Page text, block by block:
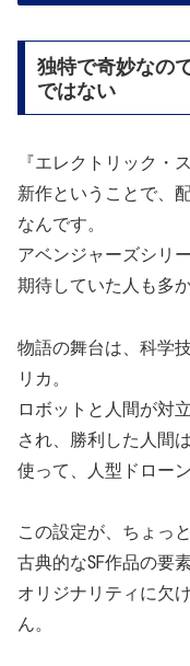
独特で奇妙なの
ではない
『エレクトリック・
新作ということで、
なんです。
アベンジャーズシリ
期待していた人も多
物語の舞台は、科学
リカ。
ロボットと人間が対
され、勝利した人間
使って、人型ドロー
この設定が、ちょっ
古典的なSF作品の要
オリジナリティに欠
ん。